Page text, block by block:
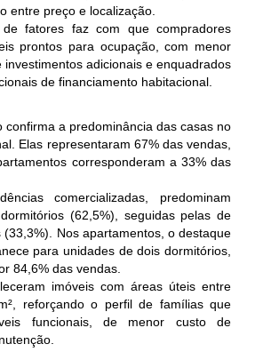
entre preço e localização.
de fatores faz com que compradores
prontos para ocupação, com menor
investimentos adicionais e enquadrados
de financiamento habitacional.
confirma a predominância das casas no
Elas representaram 67% das vendas,
corresponderam a 33% das
comercializadas, predominam
(62,5%), seguidas pelas de
(33,3%). Nos apartamentos, o destaque
para unidades de dois dormitórios,
84,6% das vendas.
imóveis com áreas úteis entre
reforçando o perfil de famílias que
funcionais, de menor custo de